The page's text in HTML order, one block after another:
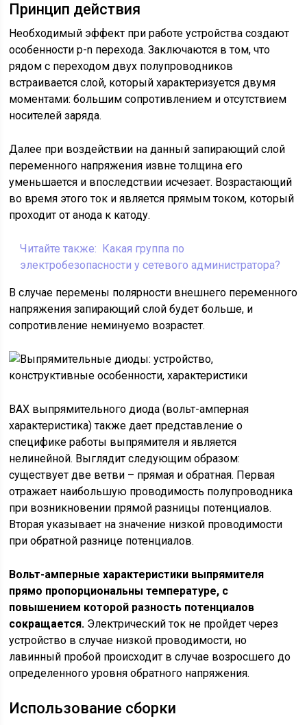
Принцип действия
Необходимый эффект при работе устройства создают
особенности p-n перехода. Заключаются в том, что
рядом с переходом двух полупроводников
встраивается слой, который характеризуется двумя
моментами: большим сопротивлением и отсутствием
носителей заряда.
Далее при воздействии на данный запирающий слой
переменного напряжения извне толщина его
уменьшается и впоследствии исчезает. Возрастающий
во время этого ток и является прямым током, который
проходит от анода к катоду.
Читайте также: Какая группа по
электробезопасности у сетевого администратора?
В случае перемены полярности внешнего переменного
напряжения запирающий слой будет больше, и
сопротивление неминуемо возрастет.
ВАХ выпрямительного диода (вольт-амперная
характеристика) также дает представление о
специфике работы выпрямителя и является
нелинейной. Выглядит следующим образом:
существует две ветви – прямая и обратная. Первая
отражает наибольшую проводимость полупроводника
при возникновении прямой разницы потенциалов.
Вторая указывает на значение низкой проводимости
при обратной разнице потенциалов.
Вольт-амперные характеристики выпрямителя
прямо пропорциональны температуре, с
повышением которой разность потенциалов
сокращается. Электрический ток не пройдет через
устройство в случае низкой проводимости, но
лавинный пробой происходит в случае возросшего до
определенного уровня обратного напряжения.
Использование сборки